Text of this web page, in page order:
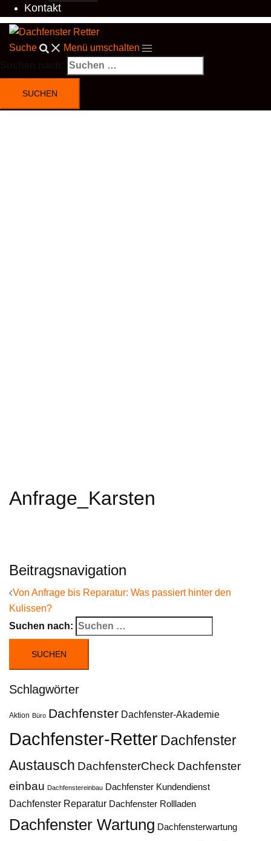
Kontakt
Suche
Menü umschalten
Anfrage_Karsten
Beitragsnavigation
Von Anfrage bis Reparatur: Was passiert hinter den
Kulissen?
Suchen nach:
Schlagwörter
Aktion Büro Dachfenster Dachfenster-Akademie
Dachfenster-RetterDachfenster
Austausch DachfensterCheck Dachfenster
einbau Dachfenstereinbau Dachfenster Kundendienst
Dachfenster Reparatur Dachfenster Rollladen
Dachfenster Wartung Dachfensterwartung